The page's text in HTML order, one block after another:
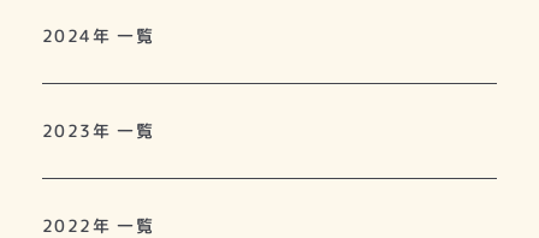
2024年 一覧
2023年 一覧
2022年 一覧